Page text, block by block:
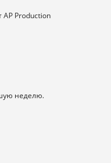
Production
неделю.